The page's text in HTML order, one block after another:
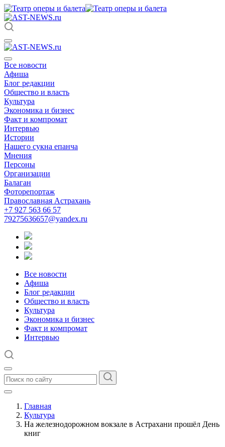
Все новости
Афиша
Блог редакции
Общество и власть
Культура
Экономика и бизнес
Факт и компромат
Интервью
Истории
Нашего сукна епанча
Мнения
Персоны
Организации
Балаган
Фоторепортаж
Православная Астрахань
+7 927 563 66 57
79275636657@yandex.ru
Все новости
Афиша
Блог редакции
Общество и власть
Культура
Экономика и бизнес
Факт и компромат
Интервью
Главная
Культура
На железнодорожном вокзале в Астрахани прошёл День
книг